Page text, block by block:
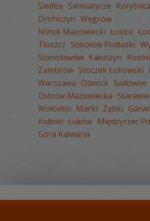
WYŚWIETLEŃ:
1848
KOMENTARZY:1
WYŚWIETLEŃ:
KOMENTARZY:
Siedlce Siemiatycze Korytnica
Drohiczyn Węgrów
Mińsk Mazowiecki Łosice
Tłuszcz Sokołów Podlaski
Stanisławów Kałuszyn
Zambrów Stoczek Łukowski
Warszawa Otwock Sadowne
Ostrów Mazowiecka
Wołomin Marki Ząbki
Kołbiel Łuków Międzyrzec
Góra Kalwaria